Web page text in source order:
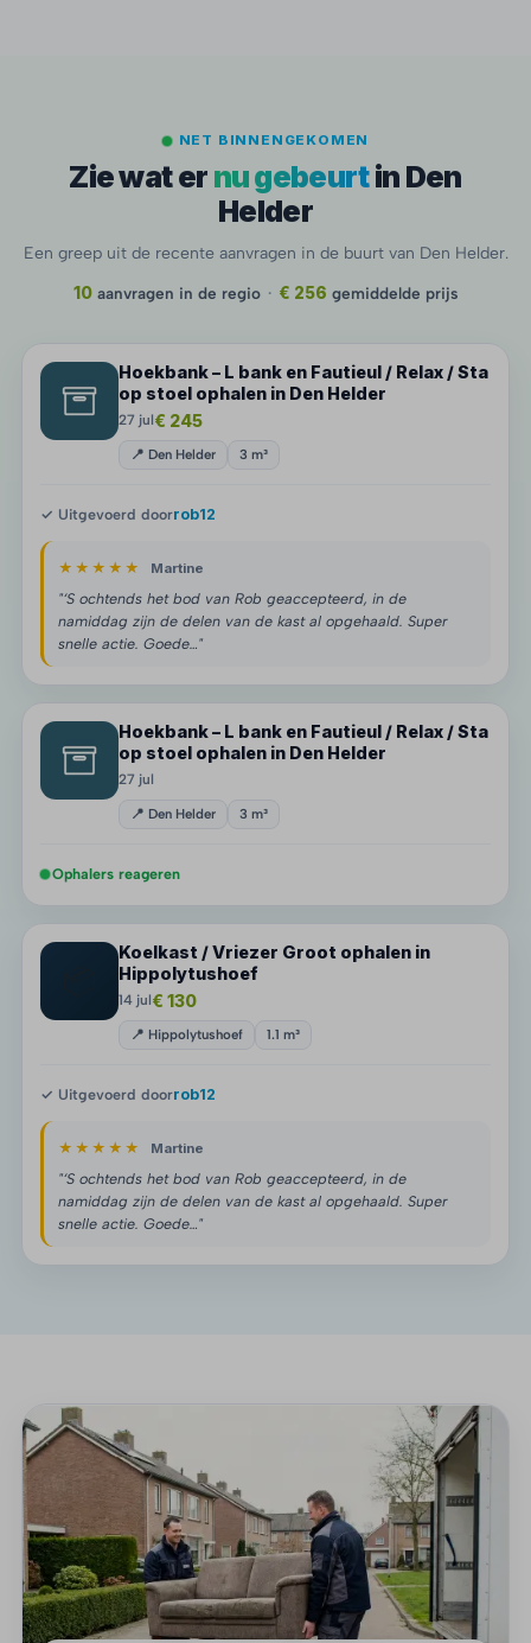
NET BINNENGEKOMEN
Zie wat er nu gebeurtin Den
Helder
Een greep uit de recente aanvragen in de buurt van Den Helder.
10aanvragen in de regio · € 256 gemiddelde prijs
Hoekbank – L bank en Fautieul / Relax / Sta
op stoel ophalen in Den Helder
27 jul€ 245
📍 Den Helder 3 m³
✓ Uitgevoerd doorrob12
★★★★★ Martine
"‘S ochtends het bod van Rob geaccepteerd, in de
namiddag zijn de delen van de kast al opgehaald. Super
snelle actie. Goede…"
Hoekbank – L bank en Fautieul / Relax / Sta
op stoel ophalen in Den Helder
27 jul
📍 Den Helder 3 m³
Ophalers reageren
Koelkast / Vriezer Groot ophalen in
Hippolytushoef
14 jul€ 130
📍 Hippolytushoef 1.1 m³
✓ Uitgevoerd doorrob12
★★★★★ Martine
"‘S ochtends het bod van Rob geaccepteerd, in de
namiddag zijn de delen van de kast al opgehaald. Super
snelle actie. Goede…"